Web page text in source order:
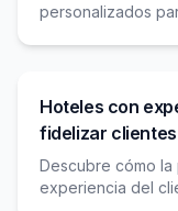
personalizados
Hoteles con
fidelizar clientes
Descubre cómo la
experiencia del